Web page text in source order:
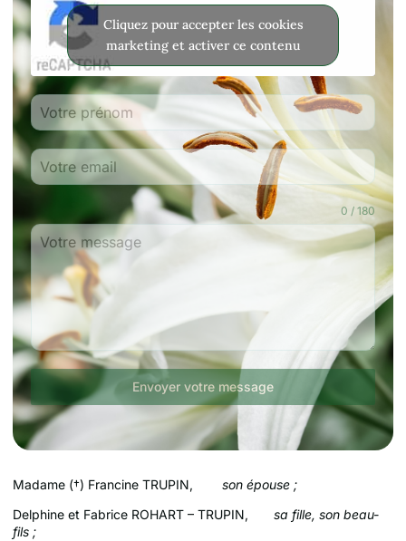
Madame (†) Francine TRUPIN, son épouse ;
Delphine et Fabrice ROHART – TRUPIN, sa fille, son beau-
fils ;
Cliquez pour accepter les cookies
marketing et activer ce contenu
0 / 180
Envoyer votre message